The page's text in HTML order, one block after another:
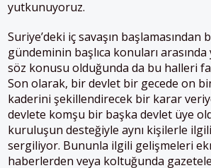
yutkunuyoruz.
Suriye’deki iç savaşın başlamasından
gündeminin başlıca konuları
söz konusu olduğunda da bu halleri
Son olarak, bir devlet bir gecede on
kaderini şekillendirecek bir karar
devlete komşu bir başka devlet üye
kuruluşun desteğiyle aynı kişilerle
sergiliyor. Bununla ilgili gelişmeleri
haberlerden veya koltuğunda